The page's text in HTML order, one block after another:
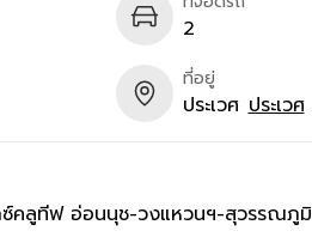
2
ที่อยู่
ประเวศ ประเวศ
ซ์คลูทีฟ อ่อนนุช-วงแหวนฯ-สุวรรณภูมิ